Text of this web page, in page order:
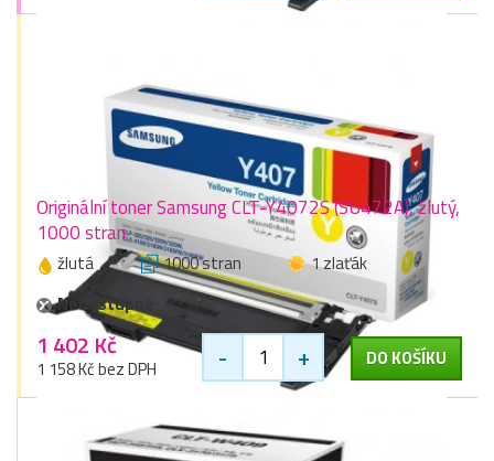
Originální toner Samsung CLT-Y4072S (SU472A), žlutý,
1000 stran
žlutá 1000 stran
1 zlaťák
Nedostupné
1 402 Kč
1 158 Kč bez DPH - + DO KOŠÍKU